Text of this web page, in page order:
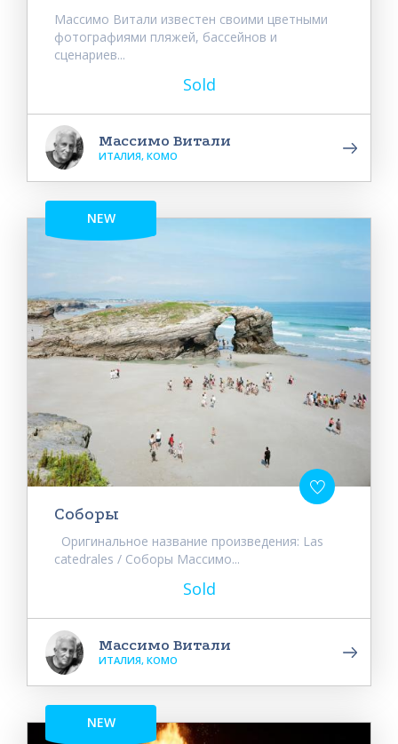
Массимо Витали известен своими цветными
фотографиями пляжей, бассейнов и
сценариев...
Sold
Массимо Витали
ИТАЛИЯ, КОМО
NEW
Соборы
Оригинальное название произведения: Las
catedrales / Соборы Массимо...
Sold
Массимо Витали
ИТАЛИЯ, КОМО
NEW